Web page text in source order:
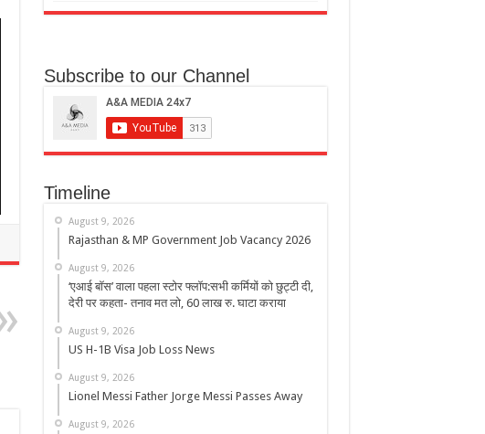
Subscribe to our Channel
Timeline
August 9, 2026
Rajasthan & MP Government Job Vacancy 2026
August 9, 2026
‘एआई बॉस’ वाला पहला स्टोर फ्लॉप:सभी कर्मियों को छुट्टी दी,
देरी पर कहता- तनाव मत लो, 60 लाख रु. घाटा कराया
August 9, 2026
US H-1B Visa Job Loss News
August 9, 2026
Lionel Messi Father Jorge Messi Passes Away
August 9, 2026